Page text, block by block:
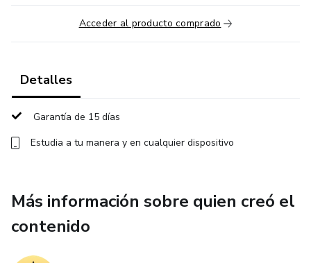
tienen listadas más de 10.000 tokens y criptomonedas;
¿cuál buscar?, ¿en qué me tengo que basar?, ¿qué métricas
debo medir y valorar?, ¿qué le da valor y cómo lo refleja en
Muchas son las preguntas que pocos pueden atinar a
responder, nuestra misión es que puedas al menos de
forma autónoma seleccionar bien en que invertir para el
medio-largo plazo, pero lo más importante, aprender un
constante en el tiempo.
Acceder al producto comprado
Detalles
Garantía de 15 días
Estudia a tu manera y en cualquier dispositivo
Más información sobre quien creó el
contenido